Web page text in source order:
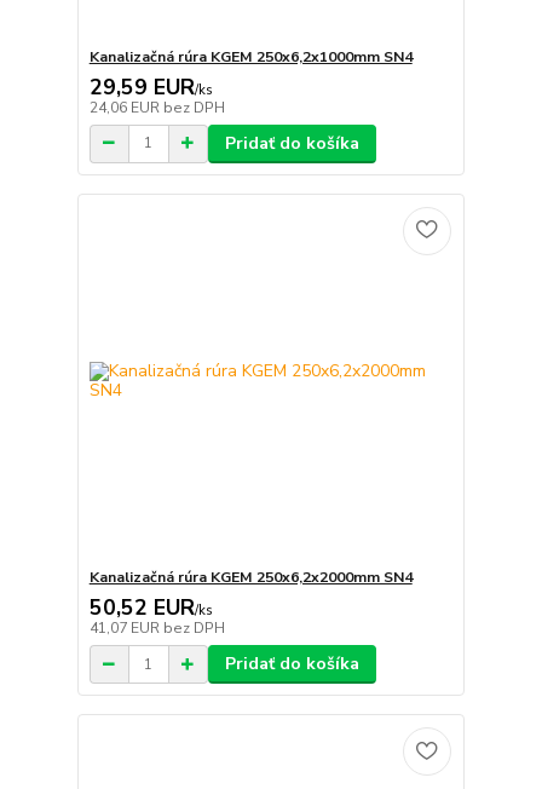
Kanalizačná rúra KGEM 250x6,2x1000mm SN4
29,59 EUR/ks
24,06 EUR bez DPH
Pridať do košíka
Kanalizačná rúra KGEM 250x6,2x2000mm SN4
50,52 EUR/ks
41,07 EUR bez DPH
Pridať do košíka